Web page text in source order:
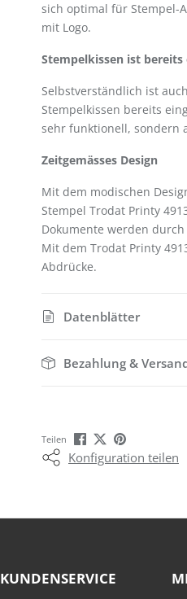
sich optimal für Stempel-
mit Logo.
Stempelkissen ist
Selbstverständlich ist
Stempelkissen bereits
sehr funktionell, sondern
Zeitgemässes Design
Mit dem modischen
Stempel Trodat Printy
Dokumente werden
Mit dem Trodat Printy
Abdrücke.
Datenblätter
Bezahlung &
Teilen
Konfiguration teilen
KUNDENSERVICE